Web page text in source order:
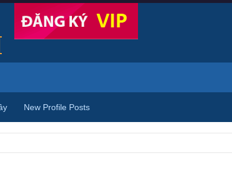
New Profile Posts